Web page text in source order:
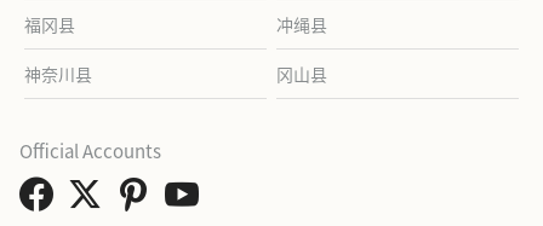
福冈县 冲绳县
神奈川县 冈山县
Official Accounts